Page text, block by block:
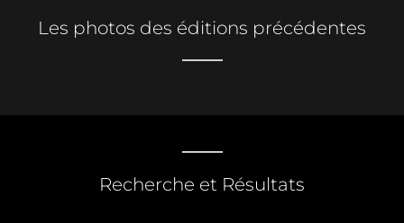
Les photos des éditions précédentes
Recherche et Résultats